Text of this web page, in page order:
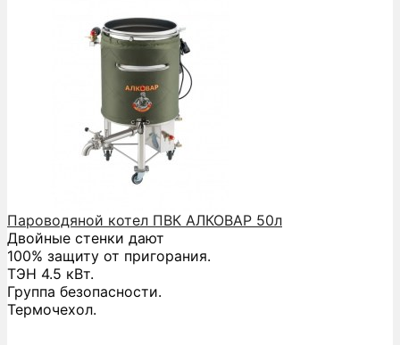
Пароводяной котел ПВК АЛКОВАР 50л
Двойные стенки дают
100% защиту от пригорания.
ТЭН 4.5 кВт.
Группа безопасности.
Термочехол.